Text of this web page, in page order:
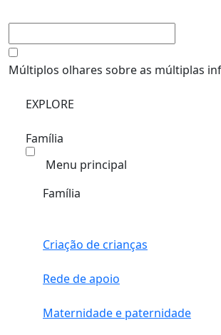
Múltiplos olhares sobre as múltiplas
EXPLORE
Família
Menu principal
Família
Criação de crianças
Rede de apoio
Maternidade e paternidade